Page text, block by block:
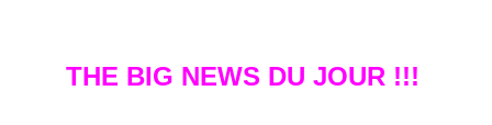
THE BIG NEWS DU JOUR !!!